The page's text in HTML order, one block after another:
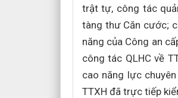
trật tự, công tác
tàng thư Căn cước;
năng của Công an
công tác QLHC về
cao năng lực
TTXH đã trực tiếp